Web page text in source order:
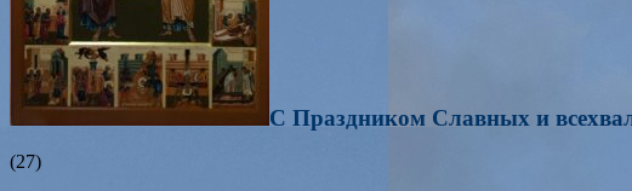
С Праздником Славных и
(27)